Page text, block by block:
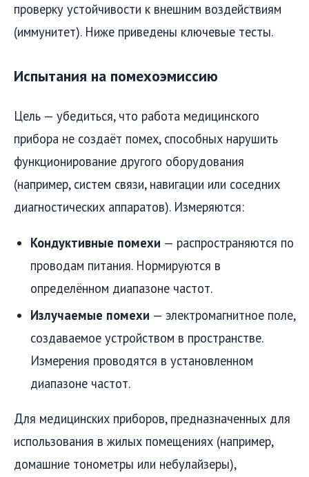
проверку устойчивости к внешним воздействиям
(иммунитет). Ниже приведены ключевые тесты.
Испытания на помехоэмиссию
Цель — убедиться, что работа медицинского
прибора не создаёт помех, способных нарушить
функционирование другого оборудования
(например, систем связи, навигации или соседних
диагностических аппаратов). Измеряются:
Кондуктивные помехи — распространяются по
проводам питания. Нормируются в
определённом диапазоне частот.
Излучаемые помехи — электромагнитное поле,
создаваемое устройством в пространстве.
Измерения проводятся в установленном
диапазоне частот.
Для медицинских приборов, предназначенных для
использования в жилых помещениях (например,
домашние тонометры или небулайзеры),